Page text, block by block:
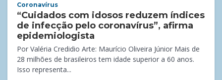
Coronavírus
“Cuidados com idosos reduzem índices
de infecção pelo coronavírus”, afirma
epidemiologista
Por Valéria Credidio Arte: Maurício Oliveira Júnior Mais de
28 milhões de brasileiros tem idade superior a 60 anos.
Isso representa...